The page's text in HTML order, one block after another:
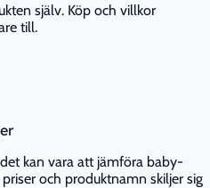
själv. Köp och villkor
till.
kan vara att jämföra baby-
och produktnamn skiljer sig